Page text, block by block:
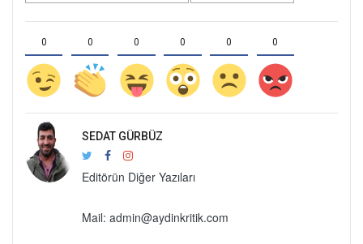
0 0 0 0 0 0
SEDAT GÜRBÜZ
Editörün Diğer Yazıları
Mail: admin@aydinkritik.com